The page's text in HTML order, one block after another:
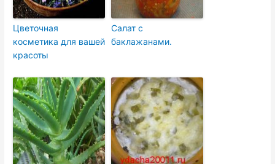
Цветочная
косметика для вашей
красоты
Салат с
баклажанами.